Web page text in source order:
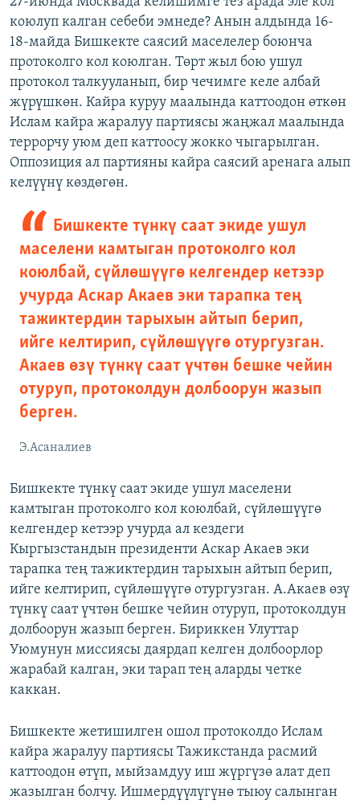
коюлуп калган себеби эмнеде? Анын алдында 16-
18-майда Бишкекте саясий маселелер боюнча
протоколго кол коюлган. Төрт жыл бою ушул
протокол талкууланып, бир чечимге келе албай
жүрүшкөн. Кайра куруу маалында каттоодон өткөн
Ислам кайра жаралуу партиясы жаңжал маалында
террорчу уюм деп каттоосу жокко чыгарылган.
Оппозиция ал партияны кайра саясий аренага алып
келүүнү көздөгөн.
Бишкекте түнкү саат экиде ушул
маселени камтыган протоколго кол
коюлбай, сүйлөшүүгө келгендер кетээр
учурда Аскар Акаев эки тарапка тең
тажиктердин тарыхын айтып берип,
ийге келтирип, сүйлөшүүгө отургузган.
Акаев өзү түнкү саат үчтөн бешке чейин
отуруп, протоколдун долбоорун жазып
берген.
Э.Асаналиев
Бишкекте түнкү саат экиде ушул маселени
камтыган протоколго кол коюлбай, сүйлөшүүгө
келгендер кетээр учурда ал кездеги
Кыргызстандын президенти Аскар Акаев эки
тарапка тең тажиктердин тарыхын айтып берип,
ийге келтирип, сүйлөшүүгө отургузган. А.Акаев өзү
түнкү саат үчтөн бешке чейин отуруп, протоколдун
долбоорун жазып берген. Бириккен Улуттар
Уюмунун миссиясы даярдап келген долбоорлор
жарабай калган, эки тарап тең аларды четке
каккан.
Бишкекте жетишилген ошол протоколдо Ислам
кайра жаралуу партиясы Тажикстанда расмий
каттоодон өтүп, мыйзамдуу иш жүргүзө алат деп
жазылган болчу. Ишмердүүлүгүнө тыюу салынган